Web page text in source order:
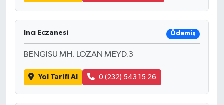
Incı Eczanesi Ödemiş
BENGISU MH. LOZAN MEYD.3
Yol Tarifi Al 0 (232) 543 15 26